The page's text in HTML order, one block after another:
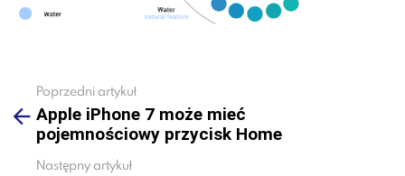
more
Poprzedni artykuł
Apple iPhone 7 może mieć
pojemnościowy przycisk Home
Następny artykuł